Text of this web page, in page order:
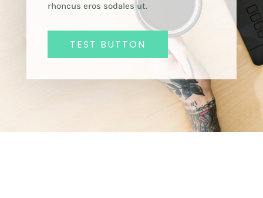
rhoncus eros sodales ut.
TEST BUTTON